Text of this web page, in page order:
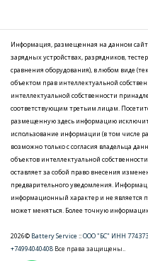
Информация, размещенная на данном
зарядных устройствах, разрядников,
сравнения оборудования), в любом виде
объектом прав интеллектуальной
интеллектуальной собственности
соответствующим третьим лицам.
размещенную здесь информацию
использование информации (в том числе
возможно только с согласия владельца
объектов интеллектуальной
оставляет за собой право внесения
предварительного уведомления.
информационный характер и не
может меняться. Более точную
2026© Battery Service::ООО "БС" ИНН
+74994040408 Все права защищены..